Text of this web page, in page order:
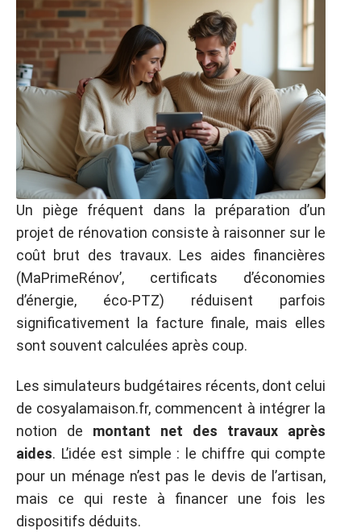
Un piège fréquent dans la préparation d’un
projet de rénovation consiste à raisonner sur le
coût brut des travaux. Les aides financières
(MaPrimeRénov’, certificats d’économies
d’énergie, éco-PTZ) réduisent parfois
significativement la facture finale, mais elles
sont souvent calculées après coup.
Les simulateurs budgétaires récents, dont celui
de cosyalamaison.fr, commencent à intégrer la
notion de montant net des travaux après
aides. L’idée est simple : le chiffre qui compte
pour un ménage n’est pas le devis de l’artisan,
mais ce qui reste à financer une fois les
dispositifs déduits.